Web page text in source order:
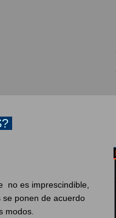
no es imprescindible,
se ponen de acuerdo
modos.